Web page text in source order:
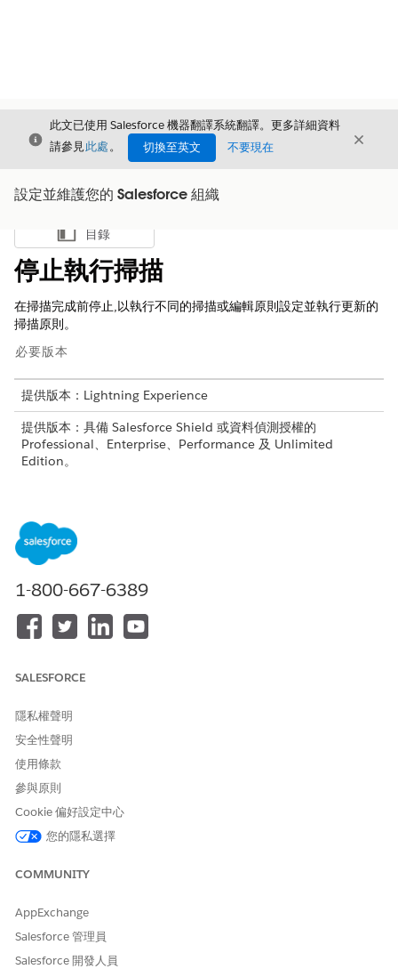
結束
此文已使用 Salesforce 機器翻譯系統翻譯。更多詳細資料
請參見此處。 切換至英文 不要現在 結束
設定並維護您的 Salesforce 組織
顯示目錄
目錄
停止執行掃描
在掃描完成前停止,以執行不同的掃描或編輯原則設定並執行更新的
掃描原則。
必要版本
提供版本：Lightning Experience
提供版本：具備 Salesforce Shield 或資料偵測授權的
Professional、Enterprise、Performance 及 Unlimited
Edition。
停止執行掃描
開啟目前執行掃描的原則。
按一下「
停止掃描」。
程在掃描完全停止時執行。掃描停止前掃描的物件結果可從「工作
1-800-667-6389
SALESFORCE
隱私權聲明
安全性聲明
使用條款
參與原則
Cookie 偏好設定中心
您的隱私選擇
COMMUNITY
AppExchange
Salesforce 管理員
Salesforce 開發人員